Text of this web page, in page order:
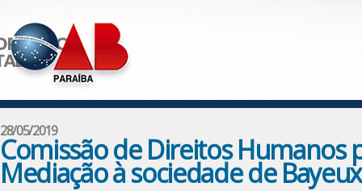
28/05/2019
Comissão de Direitos
Mediação à sociedade de Bayeux